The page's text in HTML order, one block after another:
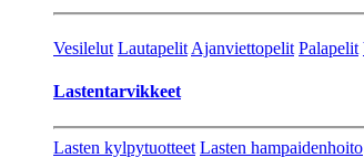
Vesilelut Lautapelit Ajanviettopelit Palapelit
Lastentarvikkeet
Lasten kylpytuotteet Lasten hampaidenhoito